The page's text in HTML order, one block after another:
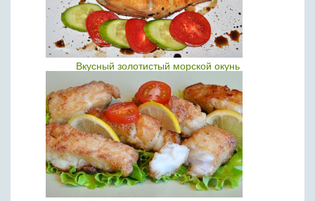
Вкусный золотистый морской окунь